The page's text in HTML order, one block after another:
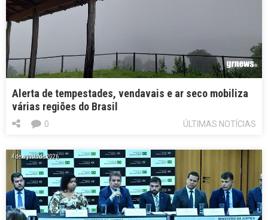
Alerta de tempestades, vendavais e ar seco mobiliza
várias regiões do Brasil
ÚLTIMAS NOTÍCIAS
0
4 de agosto de 2026